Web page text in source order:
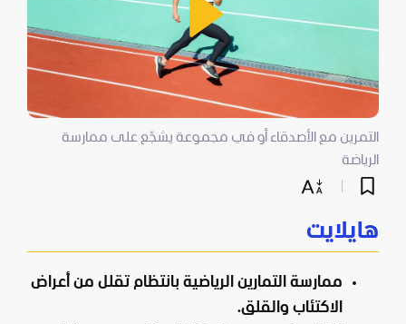
التمرين مع الأصدقاء أو في مجموعة يشجّع على ممارسة
الرياضة
هايلايت
ممارسة التمارين الرياضية بانتظام تقلل من أعراض
الاكتئاب والقلق.